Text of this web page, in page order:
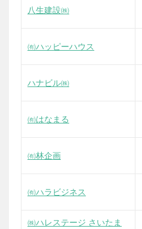
八生建設㈱
㈲ハッピーハウス
ハナビル㈱
㈲はなまる
㈲林企画
㈲ハラビジネス
㈱ハレステージ さいたま